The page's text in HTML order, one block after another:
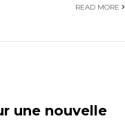
READ MORE
une nouvelle